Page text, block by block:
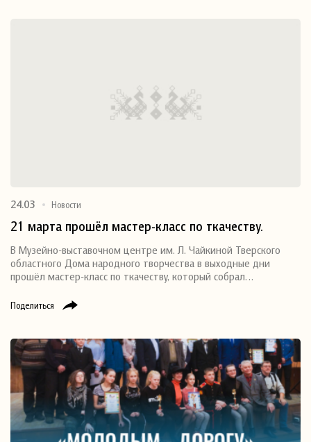
Поделиться
24.03 Новости
21 марта прошёл мастер-класс по ткачеству.
В Музейно-выставочном центре им. Л. Чайкиной Тверского
областного Дома народного творчества в выходные дни
прошёл мастер-класс по ткачеству, который собрал…